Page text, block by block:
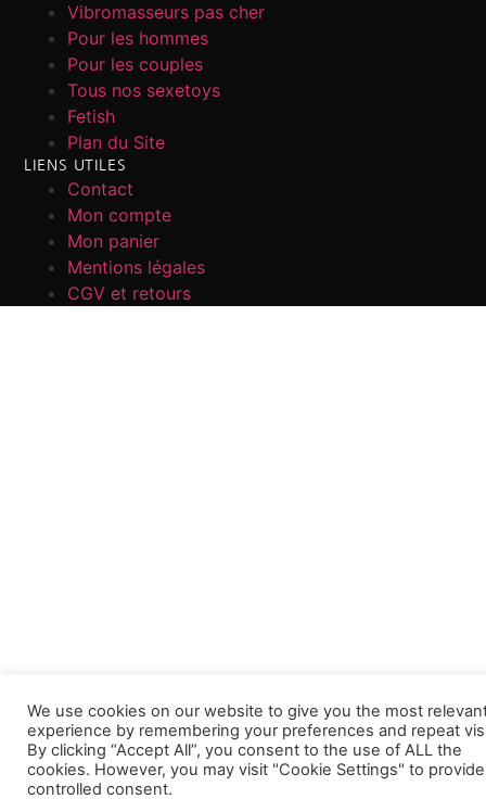
Vibromasseurs pas cher
Pour les hommes
Pour les couples
Tous nos sexetoys
Fetish
Plan du Site
LIENS UTILES
Contact
Mon compte
Mon panier
Mentions légales
CGV et retours
We use cookies on our website to give you the most
experience by remembering your preferences and repeat
By clicking “Accept All”, you consent to the use of ALL the
cookies. However, you may visit "Cookie Settings" to
controlled consent.